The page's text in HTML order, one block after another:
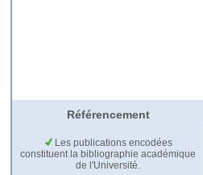
Référencement
Les publications encodées
constituent la bibliographie académique
de l'Université.